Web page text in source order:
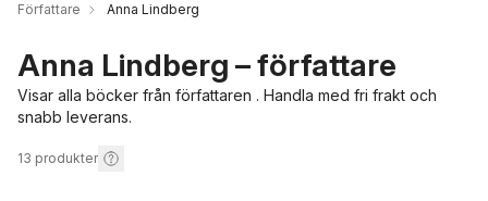
Författare Anna Lindberg
Anna Lindberg – författare
Visar alla böcker från författaren . Handla med fri frakt och
snabb leverans.
13 produkter